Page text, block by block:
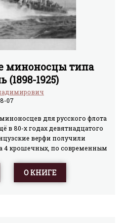
топливо пластмассы, сахар...
новые для нашей техники
О них эта книжка.
миноносцы типа
(1898-1925)
07
для русского флота
в 80-х годах девятнадцатого
верфи получили
4 крошечных, по современным
судостроительным
тонных" миноносцев
О КНИГЕ